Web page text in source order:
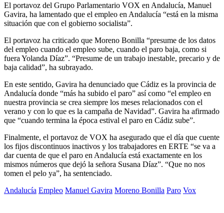
El portavoz del Grupo Parlamentario VOX en Andalucía, Manuel
Gavira, ha lamentado que el empleo en Andalucía “está en la misma
situación que con el gobierno socialista”.
El portavoz ha criticado que Moreno Bonilla “presume de los datos
del empleo cuando el empleo sube, cuando el paro baja, como si
fuera Yolanda Díaz”. “Presume de un trabajo inestable, precario y de
baja calidad”, ha subrayado.
En este sentido, Gavira ha denunciado que Cádiz es la provincia de
Andalucía donde “más ha subido el paro” así como “el empleo en
nuestra provincia se crea siempre los meses relacionados con el
verano y con lo que es la campaña de Navidad”. Gavira ha afirmado
que “cuando termina la época estival el paro en Cádiz sube”.
Finalmente, el portavoz de VOX ha asegurado que el día que cuente
los fijos discontinuos inactivos y los trabajadores en ERTE “se va a
dar cuenta de que el paro en Andalucía está exactamente en los
mismos números que dejó la señora Susana Díaz”. “Que no nos
tomen el pelo ya”, ha sentenciado.
Andalucía Empleo Manuel Gavira Moreno Bonilla Paro Vox